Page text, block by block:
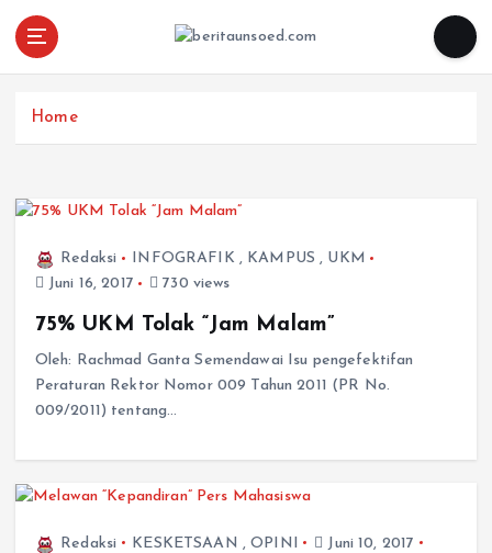
Home
Redaksi INFOGRAFIK , KAMPUS , UKM
Juni 16, 2017
730 views
75% UKM Tolak “Jam Malam”
Oleh: Rachmad Ganta Semendawai Isu pengefektifan
Peraturan Rektor Nomor 009 Tahun 2011 (PR No.
009/2011) tentang…
Redaksi KESKETSAAN ,OPINI
Juni 10, 2017